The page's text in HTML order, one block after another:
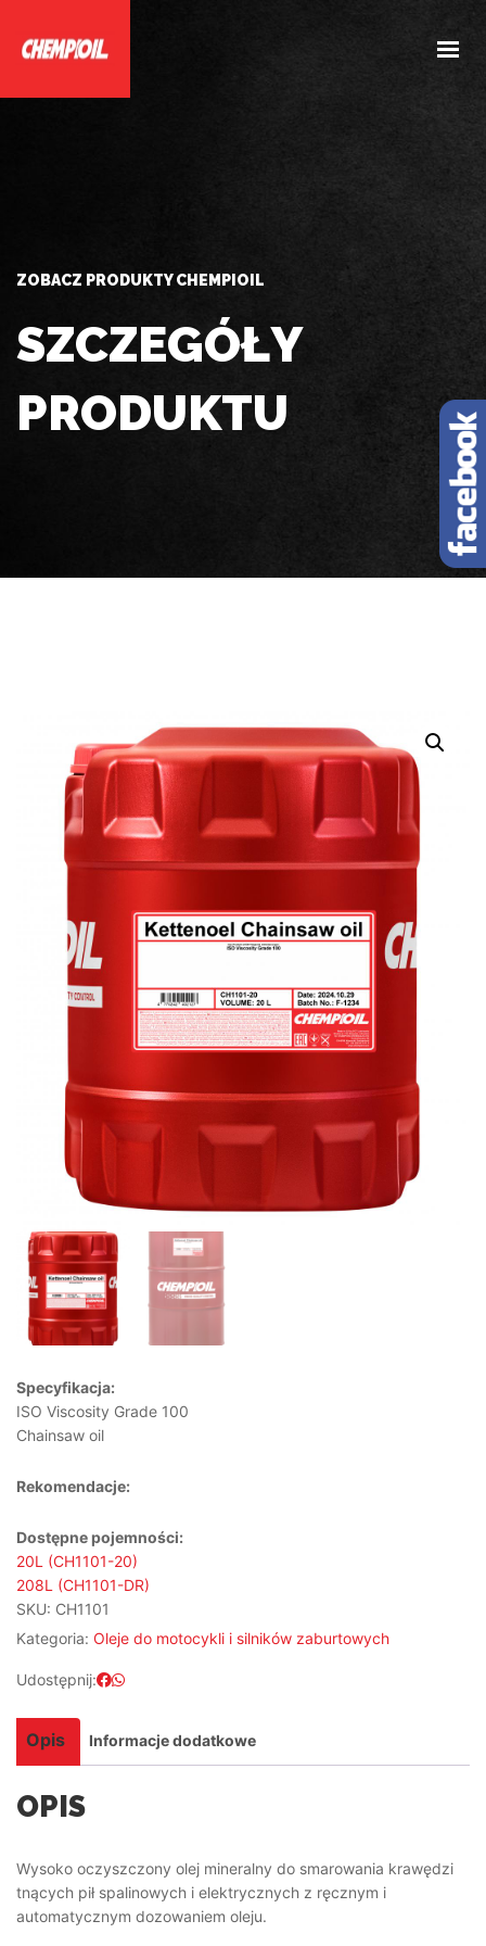
ZOBACZ PRODUKTY CHEMPIOIL
SZCZEGÓŁY
PRODUKTU
Specyfikacja:
ISO Viscosity Grade 100
Chainsaw oil
Rekomendacje:
Dostępne pojemności:
20L (CH1101-20)
208L (CH1101-DR)
SKU: CH1101
Kategoria: Oleje do motocykli i silników zaburtowych
Udostępnij:
Opis Informacje dodatkowe
OPIS
Wysoko oczyszczony olej mineralny do smarowania krawędzi
tnących pił spalinowych i elektrycznych z ręcznym i
automatycznym dozowaniem oleju.